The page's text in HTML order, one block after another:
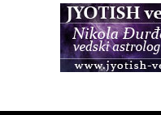
Access BARS®, otpusti
Access Energetski